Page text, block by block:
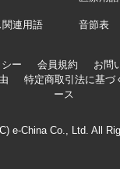
関連用語 音節表
ー 会員規約 お問
特定商取引法に基づ
ース
e-China Co., Ltd. All